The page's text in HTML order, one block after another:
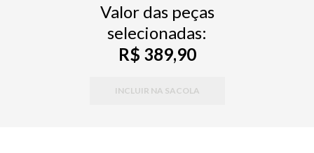
Valor das peças
selecionadas:
R$ 389,90
INCLUIR NA SACOLA